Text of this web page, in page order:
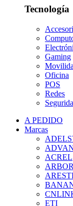
Tecnología
Gaming
Oficina
POS
Redes
A PEDIDO
Marcas
ACREL
ETI